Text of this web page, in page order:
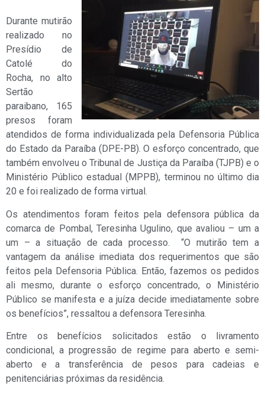
Durante mutirão
realizado no
Presídio de
Catolé do
Rocha, no alto
Sertão
paraibano, 165
presos foram
atendidos de forma individualizada pela Defensoria Pública
do Estado da Paraíba (DPE-PB). O esforço concentrado, que
também envolveu o Tribunal de Justiça da Paraíba (TJPB) e o
Ministério Público estadual (MPPB), terminou no último dia
20 e foi realizado de forma virtual.
Os atendimentos foram feitos pela defensora pública da
comarca de Pombal, Teresinha Ugulino, que avaliou – um a
um – a situação de cada processo. “O mutirão tem a
vantagem da análise imediata dos requerimentos que são
feitos pela Defensoria Pública. Então, fazemos os pedidos
ali mesmo, durante o esforço concentrado, o Ministério
Público se manifesta e a juíza decide imediatamente sobre
os benefícios”, ressaltou a defensora Teresinha.
Entre os benefícios solicitados estão o livramento
condicional, a progressão de regime para aberto e semi-
aberto e a transferência de pesos para cadeias e
penitenciárias próximas da residência.